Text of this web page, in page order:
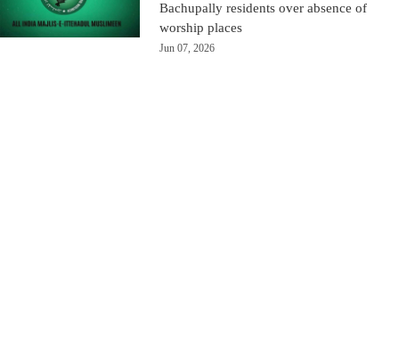
Bachupally residents over absence of
worship places
Jun 07, 2026